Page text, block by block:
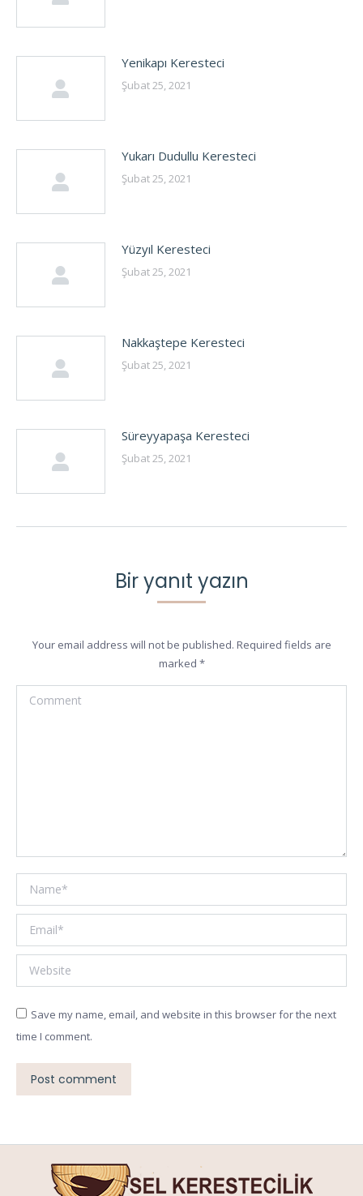
Yenikapı Keresteci
Şubat 25, 2021
Yukarı Dudullu Keresteci
Şubat 25, 2021
Yüzyıl Keresteci
Şubat 25, 2021
Nakkaştepe Keresteci
Şubat 25, 2021
Süreyyapaşa Keresteci
Şubat 25, 2021
Bir yanıt yazın
Your email address will not be published. Required fields are
marked *
Comment
Name *
Email *
Website
Save my name, email, and website in this browser for the next
time I comment.
Post comment